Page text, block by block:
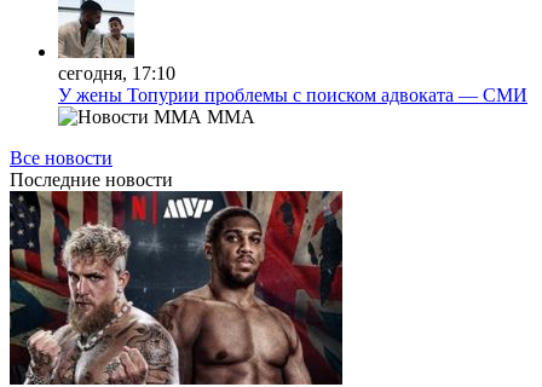
сегодня, 17:10
У жены Топурии проблемы с поиском адвоката — СМИ
MMA
Все новости
Последние новости